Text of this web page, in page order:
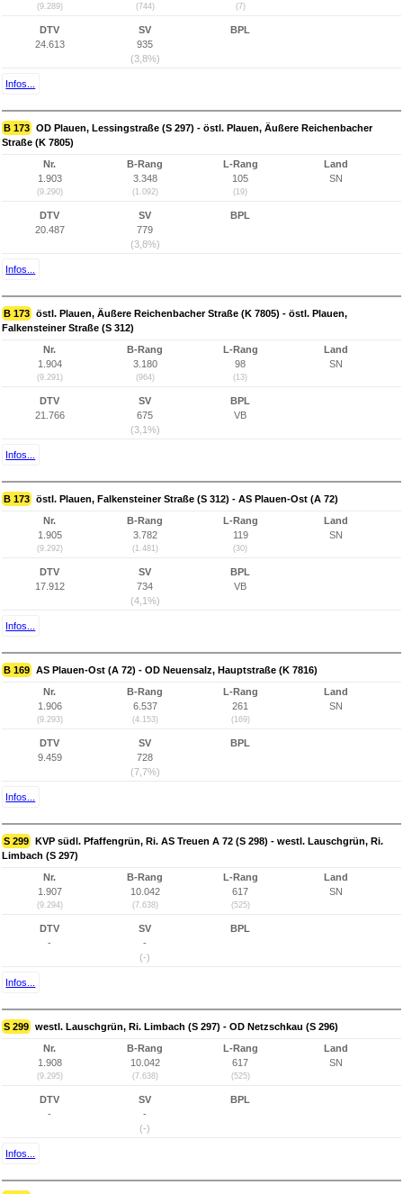
(9.289) (744) (7)
DTV
24.613
SV
935
(3,8%)
BPL
Infos...
B 173 OD Plauen, Lessingstraße (S 297) - östl. Plauen, Äußere Reichenbacher
Straße (K 7805)
Nr.
1.903
(9.290)
B-Rang
3.348
(1.092)
L-Rang
105
(19)
Land
SN
DTV
20.487
SV
779
(3,8%)
BPL
Infos...
B 173 östl. Plauen, Äußere Reichenbacher Straße (K 7805) - östl. Plauen,
Falkensteiner Straße (S 312)
Nr.
1.904
(9.291)
B-Rang
3.180
(964)
L-Rang
98
(13)
Land
SN
DTV
21.766
SV
675
(3,1%)
BPL
VB
Infos...
B 173 östl. Plauen, Falkensteiner Straße (S 312) - AS Plauen-Ost (A 72)
Nr.
1.905
(9.292)
B-Rang
3.782
(1.481)
L-Rang
119
(30)
Land
SN
DTV
17.912
SV
734
(4,1%)
BPL
VB
Infos...
B 169 AS Plauen-Ost (A 72) - OD Neuensalz, Hauptstraße (K 7816)
Nr.
1.906
(9.293)
B-Rang
6.537
(4.153)
L-Rang
261
(169)
Land
SN
DTV
9.459
SV
728
(7,7%)
BPL
Infos...
S 299 KVP südl. Pfaffengrün, Ri. AS Treuen A 72 (S 298) - westl. Lauschgrün, Ri.
Limbach (S 297)
Nr.
1.907
(9.294)
B-Rang
10.042
(7.638)
L-Rang
617
(525)
Land
SN
DTV
-
SV
-
(-)
BPL
Infos...
S 299 westl. Lauschgrün, Ri. Limbach (S 297) - OD Netzschkau (S 296)
Nr.
1.908
(9.295)
B-Rang
10.042
(7.638)
L-Rang
617
(525)
Land
SN
DTV
-
SV
-
(-)
BPL
Infos...